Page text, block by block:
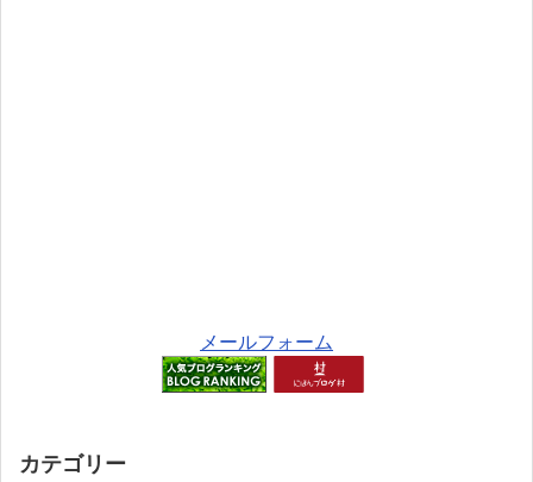
メールフォーム
カテゴリー